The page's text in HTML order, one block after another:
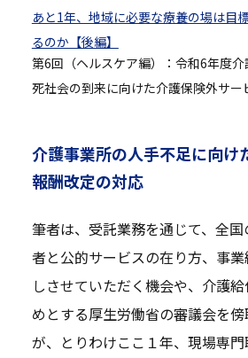
あと1年、地域に必要な療養の場は目
るのか【後編】
第6回（ヘルスケア編）：令和6年度
死社会の到来に向けた介護保険外サー
介護事業所の人手不足に向け
報酬改定の対応
筆者は、受託業務を通じて、全
者と公的サービスの在り方、事
しさせていただく機会や、介護
めとする厚生労働省の審議会を
が、とりわけここ１年、現場専